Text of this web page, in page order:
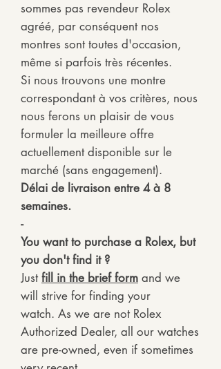
sommes pas revendeur Rolex
agréé, par conséquent nos
montres sont toutes d'occasion,
même si parfois très récentes.
Si nous trouvons une montre
correspondant à vos critères, nous
nous ferons un plaisir de vous
formuler la meilleure offre
actuellement disponible sur le
marché (sans engagement).
Délai de livraison entre 4 à 8
semaines.
-
You want to purchase a Rolex, but
you don't find it ?
Justfill in the brief form and we
will strive for finding your
watch. As we are not Rolex
Authorized Dealer, all our watches
are pre-owned, even if sometimes